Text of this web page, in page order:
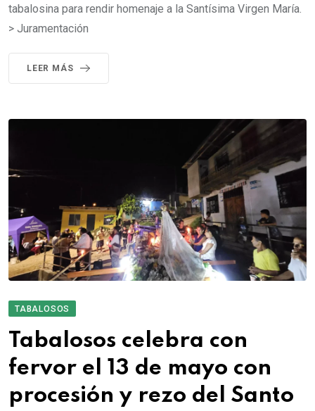
tabalosina para rendir homenaje a la Santísima Virgen María.
> Juramentación
LEER MÁS
TABALOSOS
Tabalosos celebra con
fervor el 13 de mayo con
procesión y rezo del Santo